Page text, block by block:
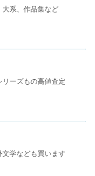
系、作品集など
ーズもの高値査定
学なども買います